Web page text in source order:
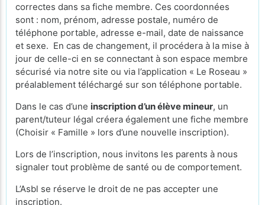
correctes dans sa fiche membre. Ces coordonnées
sont : nom, prénom, adresse postale, numéro de
téléphone portable, adresse e-mail, date de naissance
et sexe. En cas de changement, il procédera à la mise à
jour de celle-ci en se connectant à son espace membre
sécurisé via notre site ou via l’application « Le Roseau »
préalablement téléchargé sur son téléphone portable.
Dans le cas d’une inscription d’un élève mineur, un
parent/tuteur légal créera également une fiche membre
(Choisir « Famille » lors d’une nouvelle inscription).
Lors de l’inscription, nous invitons les parents à nous
signaler tout problème de santé ou de comportement.
L’Asbl se réserve le droit de ne pas accepter une
inscription.